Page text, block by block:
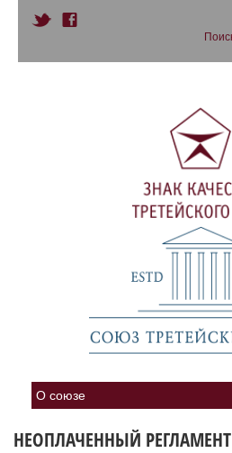
НЕОПЛАЧЕННЫЙ РЕГЛАМЕНТ